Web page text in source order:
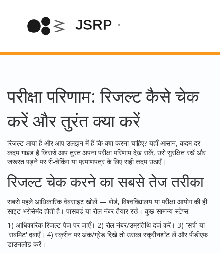
परीक्षा परिणाम: रिजल्ट कैसे चेक
करें और तुरंत क्या करें
रिजल्ट आया है और आप उलझन में हैं कि क्या करना चाहिए? यहाँ आसान, कदम-दर-
कदम गाइड है जिससे आप तुरंत अपना परीक्षा परिणाम देख सकें, उसे सुरक्षित रखें और
जरूरत पड़ने पर री-चेकिंग या प्रमाणपत्र के लिए सही कदम उठाएँ।
रिजल्ट चेक करने का सबसे तेज तरीका
सबसे पहले आधिकारिक वेबसाइट खोलें — बोर्ड, विश्वविद्यालय या परीक्षा आयोग की ही
साइट भरोसेमंद होती है। पासवर्ड या रोल नंबर तैयार रखें। कुछ सामान्य स्टेप्स:
1) आधिकारिक रिजल्ट पेज पर जाएँ। 2) रोल नंबर/उम्रतिथि दर्ज करें। 3) 'सर्च' या
'सबमिट' दबाएँ। 4) स्क्रीन पर अंक/ग्रेड दिखे तो उसका स्क्रीनशॉट लें और पीडीएफ
डाउनलोड करें।